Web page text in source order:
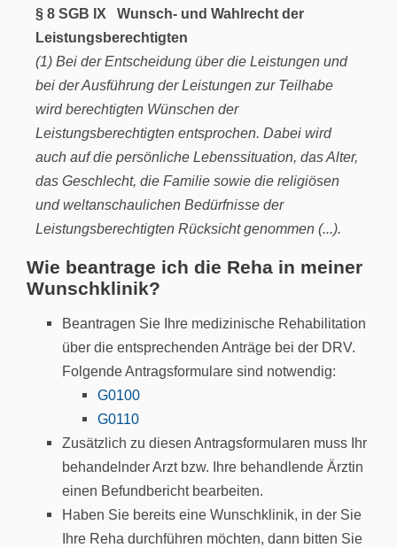
§ 8 SGB IX Wunsch- und Wahlrecht der
Leistungsberechtigten
(1) Bei der Entscheidung über die Leistungen und
bei der Ausführung der Leistungen zur Teilhabe
wird berechtigten Wünschen der
Leistungsberechtigten entsprochen. Dabei wird
auch auf die persönliche Lebenssituation, das Alter,
das Geschlecht, die Familie sowie die religiösen
und weltanschaulichen Bedürfnisse der
Leistungsberechtigten Rücksicht genommen (...).
Wie beantrage ich die Reha in meiner
Wunschklinik?
Beantragen Sie Ihre medizinische Rehabilitation
über die entsprechenden Anträge bei der DRV.
Folgende Antragsformulare sind notwendig:
G0100
G0110
Zusätzlich zu diesen Antragsformularen muss Ihr
behandelnder Arzt bzw. Ihre behandlende Ärztin
einen Befundbericht bearbeiten.
Haben Sie bereits eine Wunschklinik, in der Sie
Ihre Reha durchführen möchten, dann bitten Sie